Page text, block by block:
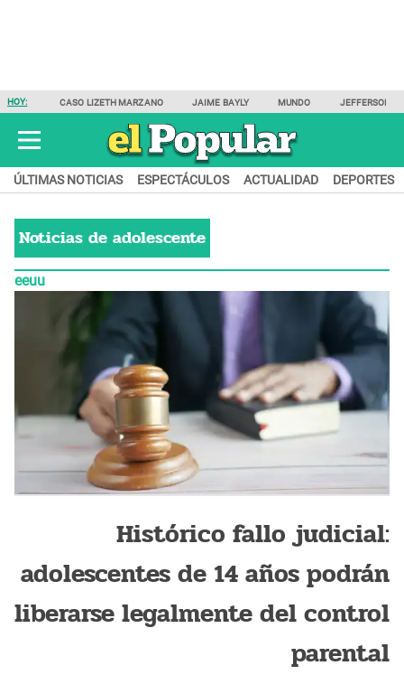
HOY: CASO LIZETH MARZANO JAIME BAYLY MUNDO JEFFERSON
ÚLTIMAS NOTICIAS ESPECTÁCULOS ACTUALIDAD DEPORTES
Noticias de adolescente
eeuu
Histórico fallo judicial:
adolescentes de 14 años podrán
liberarse legalmente del control
parental